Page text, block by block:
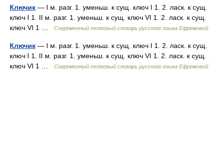
Ключик — I м. разг. 1. уменьш. к сущ. ключ I 1. 2. ласк. к сущ.
ключ I 1. II м. разг. 1. уменьш. к сущ. ключ VI 1. 2. ласк. к сущ.
ключ VI 1 …
Современный толковый словарь русского языка Ефремовой
Ключик — I м. разг. 1. уменьш. к сущ. ключ I 1. 2. ласк. к сущ.
ключ I 1. II м. разг. 1. уменьш. к сущ. ключ VI 1. 2. ласк. к сущ.
ключ VI 1 …
Современный толковый словарь русского языка Ефремовой